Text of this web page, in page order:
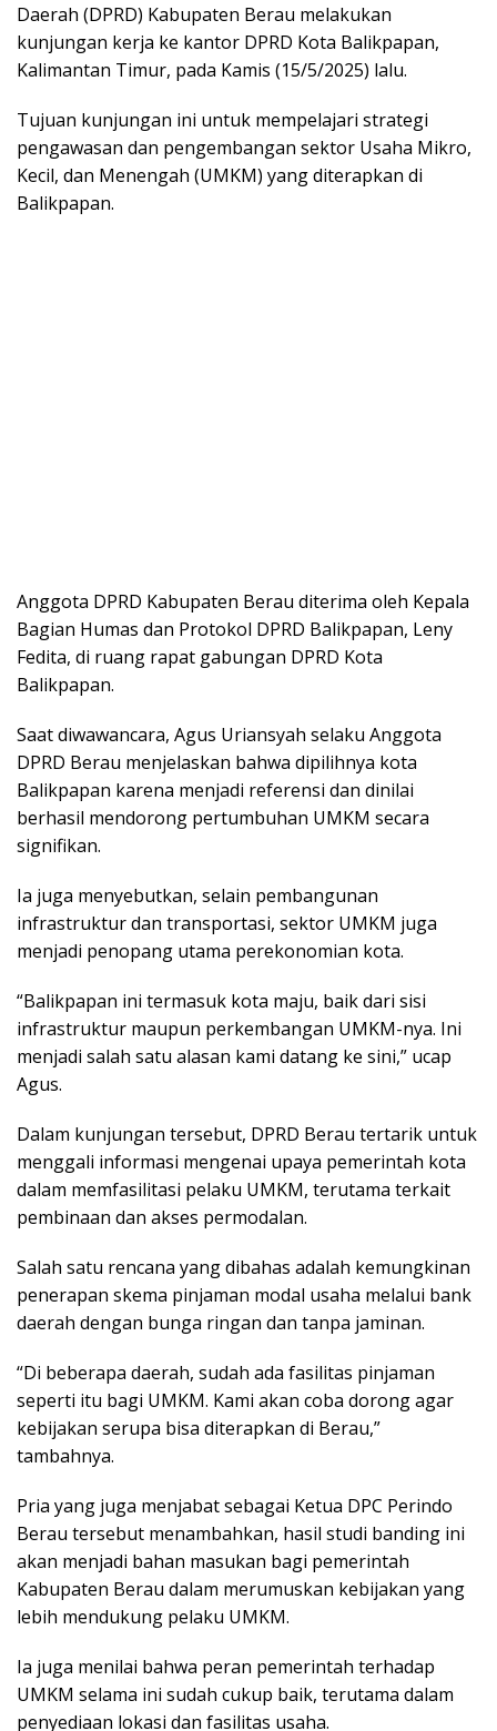
Daerah (DPRD) Kabupaten Berau melakukan
kunjungan kerja ke kantor DPRD Kota Balikpapan,
Kalimantan Timur, pada Kamis (15/5/2025) lalu.
Tujuan kunjungan ini untuk mempelajari strategi
pengawasan dan pengembangan sektor Usaha Mikro,
Kecil, dan Menengah (UMKM) yang diterapkan di
Balikpapan.
Anggota DPRD Kabupaten Berau diterima oleh Kepala
Bagian Humas dan Protokol DPRD Balikpapan, Leny
Fedita, di ruang rapat gabungan DPRD Kota
Balikpapan.
Saat diwawancara, Agus Uriansyah selaku Anggota
DPRD Berau menjelaskan bahwa dipilihnya kota
Balikpapan karena menjadi referensi dan dinilai
berhasil mendorong pertumbuhan UMKM secara
signifikan.
Ia juga menyebutkan, selain pembangunan
infrastruktur dan transportasi, sektor UMKM juga
menjadi penopang utama perekonomian kota.
“Balikpapan ini termasuk kota maju, baik dari sisi
infrastruktur maupun perkembangan UMKM-nya. Ini
menjadi salah satu alasan kami datang ke sini,” ucap
Agus.
Dalam kunjungan tersebut, DPRD Berau tertarik untuk
menggali informasi mengenai upaya pemerintah kota
dalam memfasilitasi pelaku UMKM, terutama terkait
pembinaan dan akses permodalan.
Salah satu rencana yang dibahas adalah kemungkinan
penerapan skema pinjaman modal usaha melalui bank
daerah dengan bunga ringan dan tanpa jaminan.
“Di beberapa daerah, sudah ada fasilitas pinjaman
seperti itu bagi UMKM. Kami akan coba dorong agar
kebijakan serupa bisa diterapkan di Berau,”
tambahnya.
Pria yang juga menjabat sebagai Ketua DPC Perindo
Berau tersebut menambahkan, hasil studi banding ini
akan menjadi bahan masukan bagi pemerintah
Kabupaten Berau dalam merumuskan kebijakan yang
lebih mendukung pelaku UMKM.
Ia juga menilai bahwa peran pemerintah terhadap
UMKM selama ini sudah cukup baik, terutama dalam
penyediaan lokasi dan fasilitas usaha.